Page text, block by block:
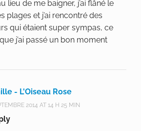
lieu de me baigner, j’ai flâné le
plages et j’ai rencontré des
qui étaient super sympas, ce
j’ai passé un bon moment
- L'Oiseau Rose
2014 AT 14 H 25 MIN